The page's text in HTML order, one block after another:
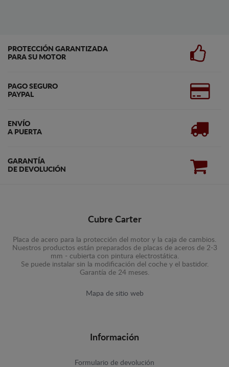
PROTECCIÓN GARANTIZADA
PARA SU MOTOR
PAGO SEGURO
PAYPAL
ENVÍO
A PUERTA
GARANTÍA
DE DEVOLUCIÓN
Cubre Carter
Placa de acero para la protección del motor y la caja de cambios.
Nuestros productos están preparados de placas de aceros de 2-3
mm - cubierta con pintura electrostática.
Se puede instalar sin la modificación del coche y el bastidor.
Garantía de 24 meses.
Mapa de sitio web
Información
Formulario de devolución